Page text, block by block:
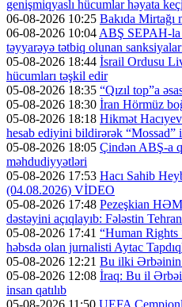
genişmiqyaslı hücumlar həyata
06-08-2026 10:25 Bakıda Mirtağı
06-08-2026 10:04ABŞ SEPAH-la
təyyarəyə tətbiq olunan
05-08-2026 18:44 İsrail Ordusu
hücumları təşkil edir
05-08-2026 18:35 “Qızıl top”a
05-08-2026 18:30 İran Hörmüz
05-08-2026 18:18 Hikmət
hesab ediyini bildirərək “Mossad”
05-08-2026 18:05 Çindən ABŞ-a
məhdudiyyətləri
05-08-2026 17:53 Hacı Sahib
(04.08.2026) VİDEO
05-08-2026 17:48 Pezeşkian
dəstəyini açıqlayıb: Fələstin
05-08-2026 17:41 “Human
həbsdə olan jurnalisti Aytac
05-08-2026 12:21 Bu ilki Ərbəinin
05-08-2026 12:08 İraq: Bu il
insan qatılıb